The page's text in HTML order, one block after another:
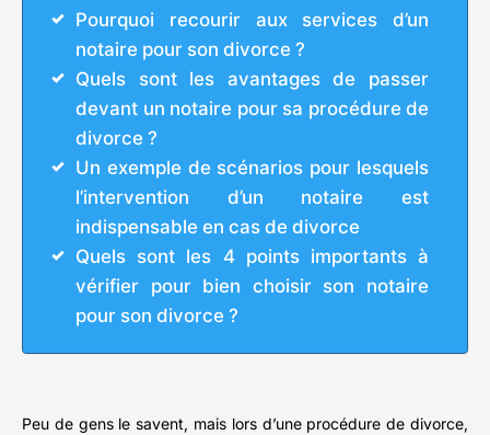
Pourquoi recourir aux services d’un
notaire pour son divorce ?
Quels sont les avantages de passer
devant un notaire pour sa procédure de
divorce ?
Un exemple de scénarios pour lesquels
l’intervention d’un notaire est
indispensable en cas de divorce
Quels sont les 4 points importants à
vérifier pour bien choisir son notaire
pour son divorce ?
Peu de gens le savent, mais lors d’une procédure de divorce,